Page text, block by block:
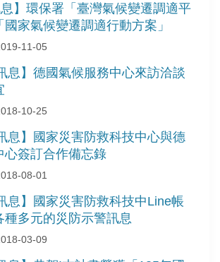
】環保署「臺灣氣候變遷調適平
家氣候變遷調適行動方案」
11-05
息】德國氣候服務中心來訪洽談
10-25
息】國家災害防救科技中心與德
心簽訂合作備忘錄
08-01
息】國家災害防救科技中Line帳
種多元的災防示警訊息
03-09